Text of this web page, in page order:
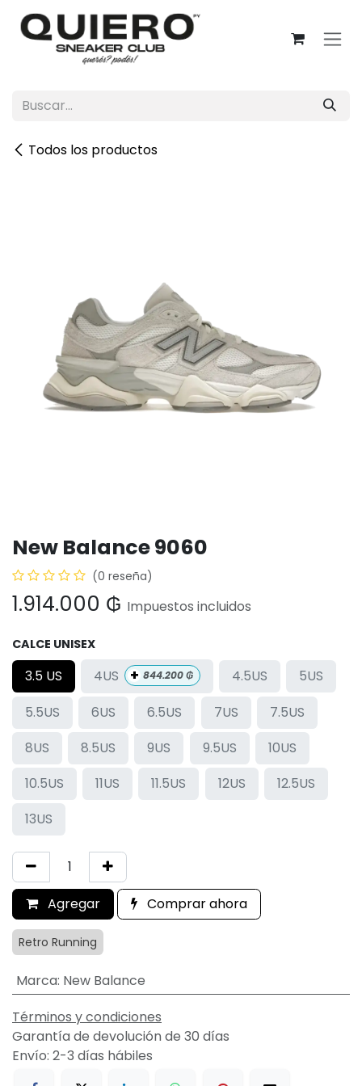
Ir al contenido
Todos los productos
New Balance 9060
(0 reseña)
1.914.000 ₲ Impuestos incluidos
CALCE UNISEX
3.5 US 4US + 844.200₲ 4.5US
5US
5.5US
6US 6.5US 7US
7.5US
8US
8.5US 9US 9.5US
10US
10.5US
11US 11.5US 12US
12.5US
13US
Agregar Comprar ahora
Retro Running
Marca: New Balance
Términos y condiciones
Garantía de devolución de 30 días
Envío: 2-3 días hábiles